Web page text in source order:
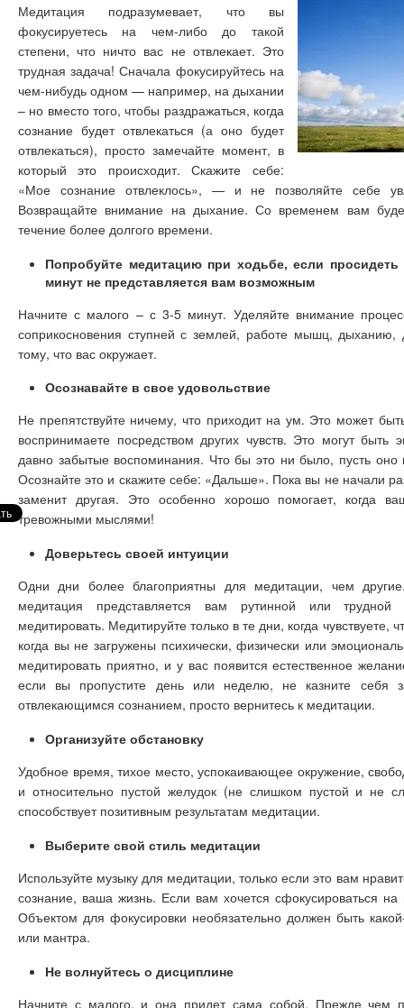
Медитация подразумевает, что вы
фокусируетесь на чем-либо до такой
степени, что ничто вас не отвлекает. Это
трудная задача! Сначала фокусируйтесь на
чем-нибудь одном — например, на дыхании
– но вместо того, чтобы раздражаться, когда
сознание будет отвлекаться (а оно будет
отвлекаться), просто замечайте момент, в
который это происходит. Скажите себе:
«Мое сознание отвлеклось», — и не позволяйте себе
Возвращайте внимание на дыхание. Со временем вам
течение более долгого времени.
Попробуйте медитацию при ходьбе, если просидеть
минут не представляется вам возможным
Начните с малого – с 3-5 минут. Уделяйте внимание
соприкосновения ступней с землей, работе мышц,
тому, что вас окружает.
Осознавайте в свое удовольствие
Не препятствуйте ничему, что приходит на ум. Это может
воспринимаете посредством других чувств. Это могут
давно забытые воспоминания. Что бы это ни было, пусть оно
Осознайте это и скажите себе: «Дальше». Пока вы не начали
заменит другая. Это особенно хорошо помогает, когда
тревожными мыслями!
Доверьтесь своей интуиции
Одни дни более благоприятны для медитации, чем
медитация представляется вам рутинной или
медитировать. Медитируйте только в те дни, когда чувствуете,
когда вы не загружены психически, физически или
медитировать приятно, и у вас появится естественное
если вы пропустите день или неделю, не казните себя
отвлекающимся сознанием, просто вернитесь к медитации.
Организуйте обстановку
Удобное время, тихое место, успокаивающее окружение,
и относительно пустой желудок (не слишком пустой и не
способствует позитивным результатам медитации.
Выберите свой стиль медитации
Используйте музыку для медитации, только если это вам
сознание, ваша жизнь. Если вам хочется сфокусироваться на
Объектом для фокусировки необязательно должен быть
или мантра.
Не волнуйтесь о дисциплине
Начните с малого, и она придет сама собой. Прежде чем